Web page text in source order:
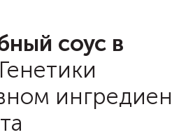
соус в
Генетики